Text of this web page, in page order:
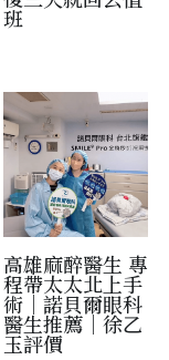
班
高雄麻醉醫生 專
程帶太太北上手
術｜諾貝爾眼科
醫生推薦｜徐乙
玉評價